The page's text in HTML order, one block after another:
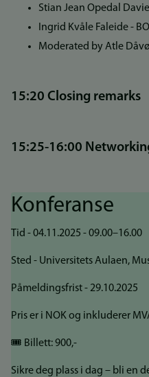
Stian Jean Opedal
Ingrid Kvåle Faleide -
Moderated by Atle
15:20 Closing remarks
15:25-16:00
Konferanse
Tid - 04.11.2025 - 09.00–16.00
Sted - Universitets Aulaen,
Påmeldingsfrist - 29.10.2025
Pris er i NOK og inkluderer
🎟️ Billett: 900,-
Sikre deg plass i dag – bli en